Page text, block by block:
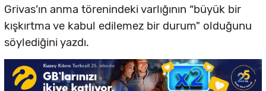
Grivas’ın anma törenindeki varlığının “büyük bir
kışkırtma ve kabul edilemez bir durum" olduğunu
söylediğini yazdı.